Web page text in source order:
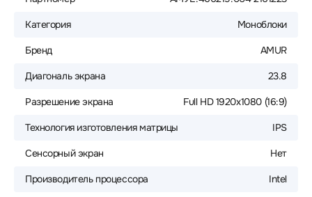
Категория Моноблоки
Бренд AMUR
Диагональ экрана 23.8
Разрешение экрана Full HD 1920x1080 (16:9)
Технология изготовления матрицы IPS
Сенсорный экран Нет
Производитель процессора Intel